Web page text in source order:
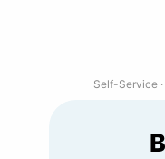
Self-Service ·